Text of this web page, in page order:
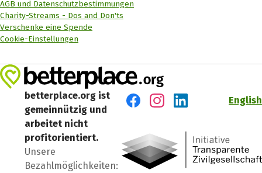
AGB und Datenschutzbestimmungen
Charity-Streams - Dos and Don'ts
Verschenke eine Spende
Cookie-Einstellungen
betterplace.org ist
gemeinnützig und
arbeitet nicht
profitorientiert.
Unsere
Bezahlmöglichkeiten:
English